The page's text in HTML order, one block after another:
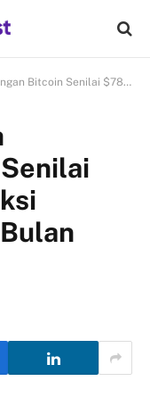
Transaksi Terbesar dalam 9 Bulan Terakhir